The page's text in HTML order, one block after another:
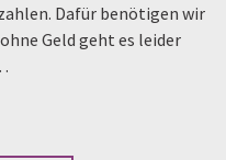
Dafür benötigen wir
Geld geht es leider